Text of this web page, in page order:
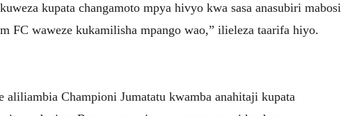
kupata changamoto mpya hivyo kwa sasa anasubiri mabosi
FC waweze kukamilisha mpango wao,” ilieleza taarifa hiyo.
aliliambia Championi Jumatatu kwamba anahitaji kupata